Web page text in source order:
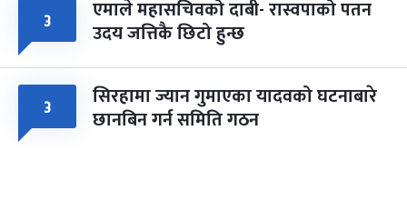
३ एमाले महासचिवको दाबी- रास्वपाको पतन
उदय जत्तिकै छिटो हुन्छ
३ सिरहामा ज्यान गुमाएका यादवको घटनाबारे
छानबिन गर्न समिति गठन